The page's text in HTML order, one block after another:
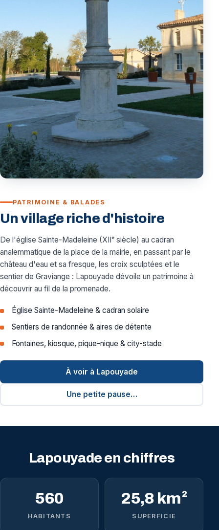
PATRIMOINE & BALADES
Un village riche d'histoire
De l'église Sainte-Madeleine (XIIᵉ siècle) au cadran
analemmatique de la place de la mairie, en passant par le
château d'eau et sa fresque, les croix sculptées et le
sentier de Graviange : Lapouyade dévoile un patrimoine à
découvrir au fil de la promenade.
Église Sainte-Madeleine & cadran solaire
Sentiers de randonnée & aires de détente
Fontaines, kiosque, pique-nique & city-stade
À voir à Lapouyade
Une petite pause…
Lapouyade en chiffres
560
HABITANTS
25,8 km²
SUPERFICIE